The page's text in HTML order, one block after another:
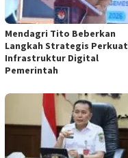
Mendagri Tito Beberkan
Langkah Strategis Perkuat
Infrastruktur Digital
Pemerintah